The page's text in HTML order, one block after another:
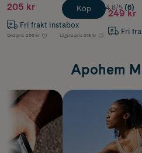
205 kr
Fri frakt Instabox
Ord.pris 256 kr Lägsta pris 218 kr
Köp 4.8/5 (6)
249 kr
Fri
Apohem